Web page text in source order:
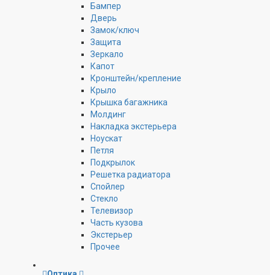
Бампер
Дверь
Замок/ключ
Защита
Зеркало
Капот
Кронштейн/крепление
Крыло
Крышка багажника
Молдинг
Накладка экстерьера
Ноускат
Петля
Подкрылок
Решетка радиатора
Спойлер
Стекло
Телевизор
Часть кузова
Экстерьер
Прочее